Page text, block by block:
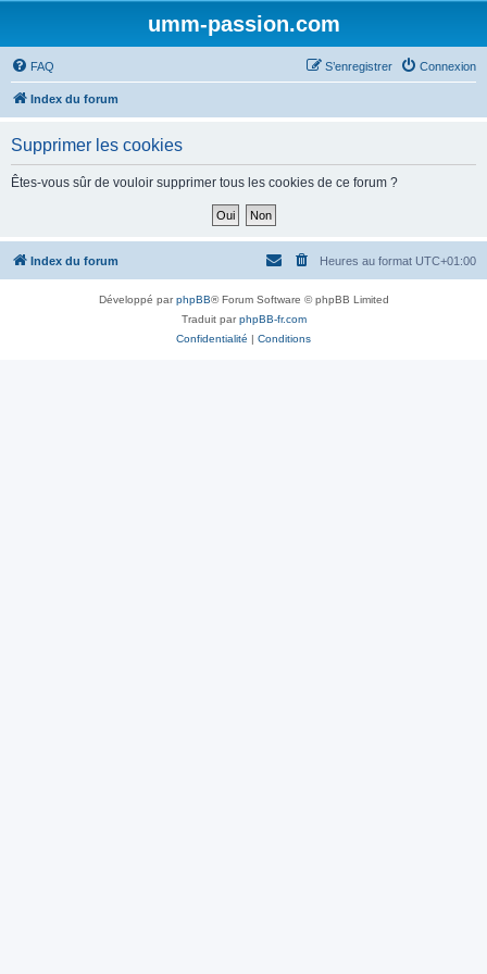
umm-passion.com
FAQ Connexion
S’enregistrer
Index du forum
Supprimer les cookies
Êtes-vous sûr de vouloir supprimer tous les cookies de ce forum ?
Index du forum Heures au format UTC+01:00
Développé parphpBB® Forum Software © phpBB Limited
Traduit parphpBB-fr.com
Confidentialité | Conditions